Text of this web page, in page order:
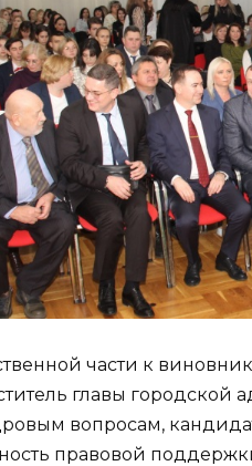
части к
главы
вопросам,
правовой